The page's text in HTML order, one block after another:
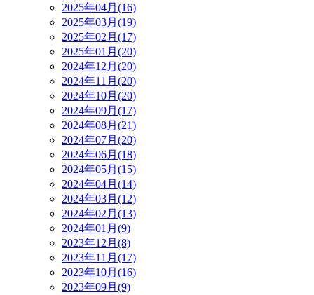
2025年04月(16)
2025年03月(19)
2025年02月(17)
2025年01月(20)
2024年12月(20)
2024年11月(20)
2024年10月(20)
2024年09月(17)
2024年08月(21)
2024年07月(20)
2024年06月(18)
2024年05月(15)
2024年04月(14)
2024年03月(12)
2024年02月(13)
2024年01月(9)
2023年12月(8)
2023年11月(17)
2023年10月(16)
2023年09月(9)